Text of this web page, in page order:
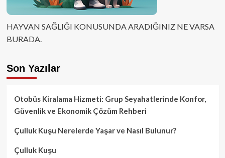
HAYVAN SAĞLIĞI KONUSUNDA ARADIĞINIZ NE VARSA
BURADA.
Son Yazılar
Otobüs Kiralama Hizmeti: Grup Seyahatlerinde Konfor,
Güvenlik ve Ekonomik Çözüm Rehberi
Çulluk Kuşu Nerelerde Yaşar ve Nasıl Bulunur?
Çulluk Kuşu